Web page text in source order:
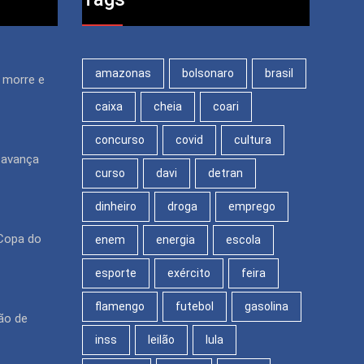
e
do
de
amazonas bolsonaro brasil
caixa cheia coari
concurso covid cultura
curso davi detran
dinheiro droga emprego
enem energia escola
esporte exército feira
flamengo futebol gasolina
inss leilão lula